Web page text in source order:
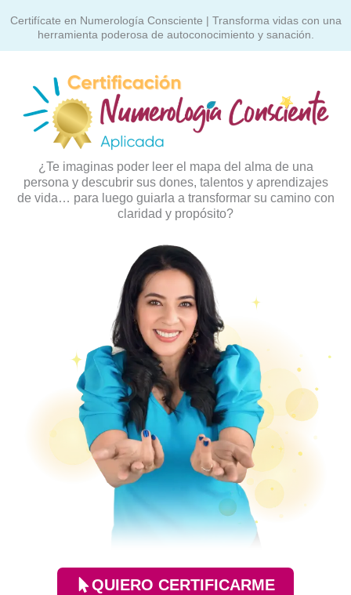
Certifícate en Numerología Consciente | Transforma vidas con una
herramienta poderosa de autoconocimiento y sanación.
¿Te imaginas poder leer el mapa del alma de una
persona y descubrir sus dones, talentos y aprendizajes
de vida… para luego guiarla a transformar su camino con
claridad y propósito?
QUIERO CERTIFICARME